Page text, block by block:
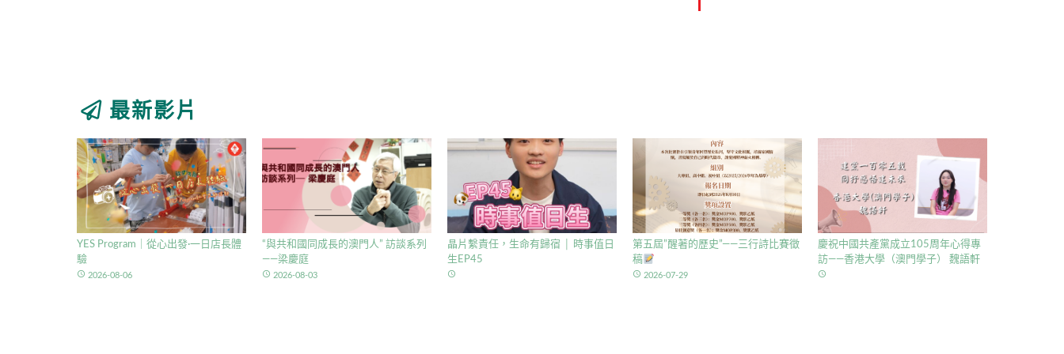
最新影片
YES Program｜從心出發·一日店長體
驗
access_time 2026-08-06
“與共和國同成長的澳門人” 訪談系列
——梁慶庭
access_time 2026-08-03
晶片繫責任，生命有歸宿 │ 時事值日
生EP45
access_time
第五屆”醒著的歷史”——三行詩比賽徵
稿
access_time 2026-07-29
慶祝中國共產黨成立105周年心得專
訪——香港大學（澳門學子） 魏語軒
access_time